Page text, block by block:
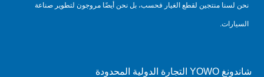
نحن لسنا منتجين لقطع الغيار فحسب، بل نحن أيضًا مروجون لتطوير صناعة
السيارات.
شاندونغ YOWO التجارة الدولية المحدودة